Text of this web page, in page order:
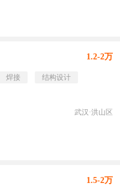
1.2-2万
焊接
结构设计
武汉·洪山区
1.5-2万